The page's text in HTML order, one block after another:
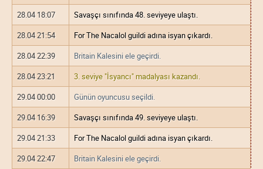
28.04 18:07
Savaşçı sınıfında 48. seviyeye ulaştı.
28.04 21:54
For The Nacalol guildi adına isyan çıkardı.
28.04 22:39
Britain Kalesini ele geçirdi.
28.04 23:21
3. seviye "İsyancı" madalyası kazandı.
29.04 00:00
Günün oyuncusu seçildi.
29.04 16:39
Savaşçı sınıfında 49. seviyeye ulaştı.
29.04 21:33
For The Nacalol guildi adına isyan çıkardı.
29.04 22:47
Britain Kalesini ele geçirdi.